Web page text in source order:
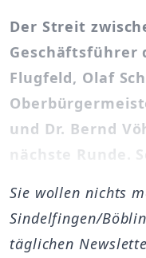
Der Streit
Geschäftsführer
Flugfeld, Olaf
und Dr. Bernd
nächste Runde.
Sie wollen nichts
Sindelfingen/
täglichen